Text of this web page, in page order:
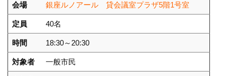
会場 銀座ルノアール 貸会議室プラザ5階1号室
定員 40名
時間 18:30～20:30
対象者 一般市民